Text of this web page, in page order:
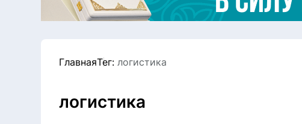
ГлавнаяТег: логистика
логистика